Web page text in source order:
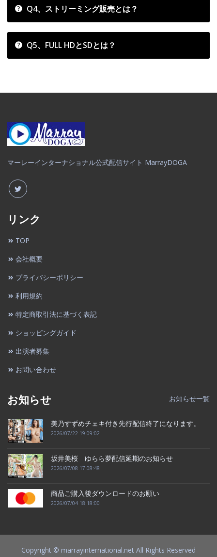
Q4、ストリーミング販売とは？
Q5、FULL HDとSDとは？
マーレーインターナショナル公式配信サイト MarrayDOGA
リンク
TOP
会社概要
プライバシーポリシー
利用規約
特定商取引法に基づく表記
ショッピングガイド
出演者募集
お問い合わせ
お知らせ お知らせ一覧
美乃すずめチェキ付き先行配信終了になります。
2026/07/22 19:09:02
坂井美桜 ゆらら夢配信延期のお知らせ
2026/07/08 17:08:48
商品ご購入後ダウンロードのお願い
2026/07/04 18:18:00
Copyright © marrayinternational.net All Rights Reserved